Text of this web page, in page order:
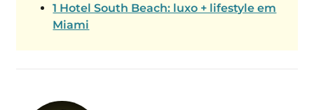
1 Hotel South Beach: luxo + lifestyle em
Miami